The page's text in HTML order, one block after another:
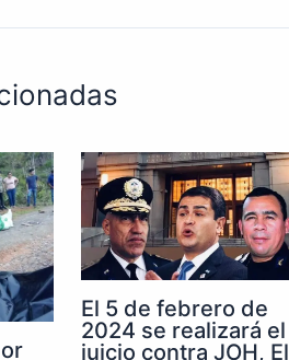
El 5 de febrero de
2024 se realizará el
juicio contra JOH, El